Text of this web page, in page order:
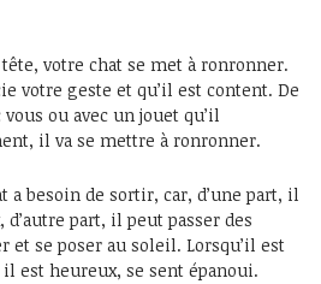
votre chat se met à ronronner.
votre geste et qu’il est content. De
ou avec un jouet qu’il
il va se mettre à ronronner.
a besoin de sortir, car, d’une part, il
part, il peut passer des
et se poser au soleil. Lorsqu’il est
est heureux, se sent épanoui.